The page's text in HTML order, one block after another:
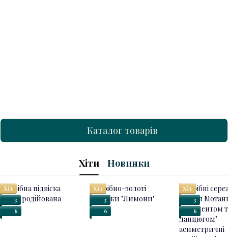
Каталог товарів
Хіти Новинки
Хіт
3
6
Хіт
3
6
Хіт
3
6